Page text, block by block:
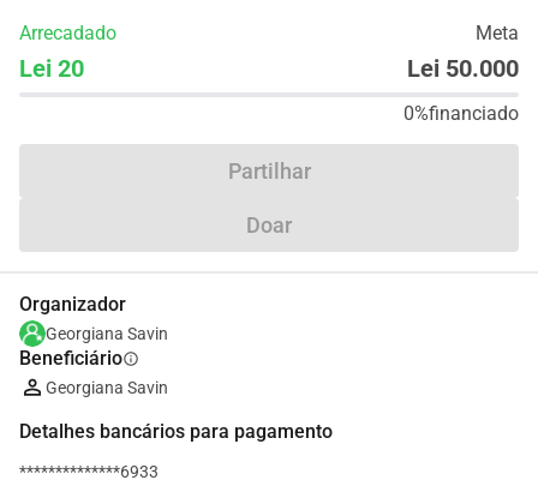
Arrecadado Meta
Lei 20 Lei 50.000
0%financiado
Partilhar
Doar
Organizador
Georgiana Savin
Beneficiárioinfo
Georgiana Savin
Detalhes bancários para pagamento
**************6933